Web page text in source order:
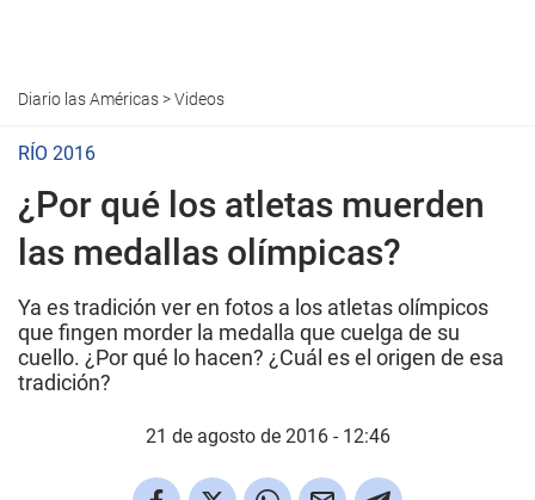
Diario las Américas>Videos
RÍO 2016
¿Por qué los atletas muerden
las medallas olímpicas?
Ya es tradición ver en fotos a los atletas olímpicos
que fingen morder la medalla que cuelga de su
cuello. ¿Por qué lo hacen? ¿Cuál es el origen de esa
tradición?
21 de agosto de 2016 - 12:46